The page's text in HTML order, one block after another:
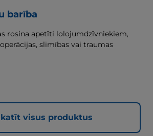
barība
rosina apetīti lolojumdzīvniekiem,
slimības vai traumas
visus produktus